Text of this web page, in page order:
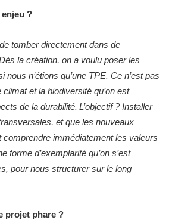
?
tomber directement dans de
la création, on a voulu poser les
n’étions qu’une TPE. Ce n’est pas
climat et la biodiversité qu’on est
de la durabilité. L’objectif ? Installer
et que les nouveaux
comprendre immédiatement les valeurs
forme d’exemplarité qu’on s’est
pour nous structurer sur le long
projet phare ?